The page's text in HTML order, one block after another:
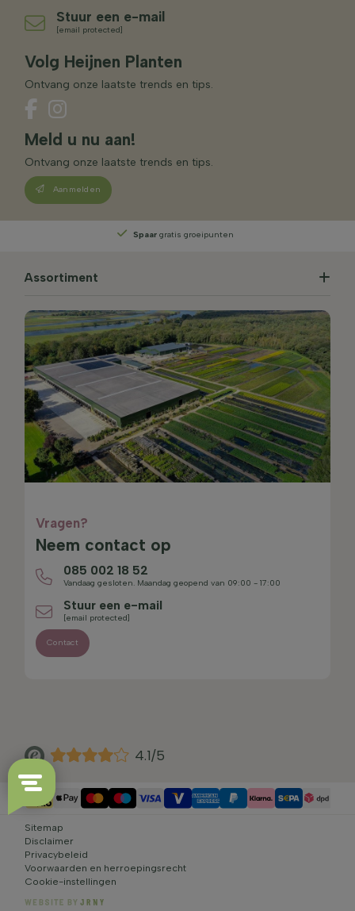
Stuur een e-mail
[email protected]
Volg Heijnen Planten
Ontvang onze laatste trends en tips.
Meld u nu aan!
Ontvang onze laatste trends en tips.
Aanmelden
Spaargratis groeipunten
Assortiment
Vragen?
Neem contact op
085 002 18 52
Vandaag gesloten. Maandag geopend van 09:00 - 17:00
Stuur een e-mail
[email protected]
Contact
4.1/5
Sitemap
Disclaimer
Privacybeleid
Voorwaarden en herroepingsrecht
Cookie-instellingen